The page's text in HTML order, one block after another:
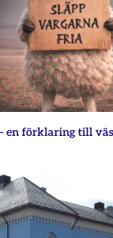
en förklaring till